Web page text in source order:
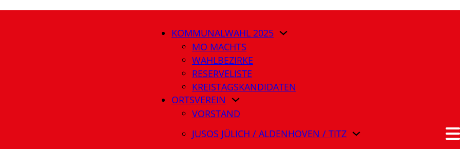
KOMMUNALWAHL 2025
MO MACHTS
WAHLBEZIRKE
RESERVELISTE
KREISTAGSKANDIDATEN
ORTSVEREIN
VORSTAND
JUSOS JÜLICH / ALDENHOVEN / TITZ